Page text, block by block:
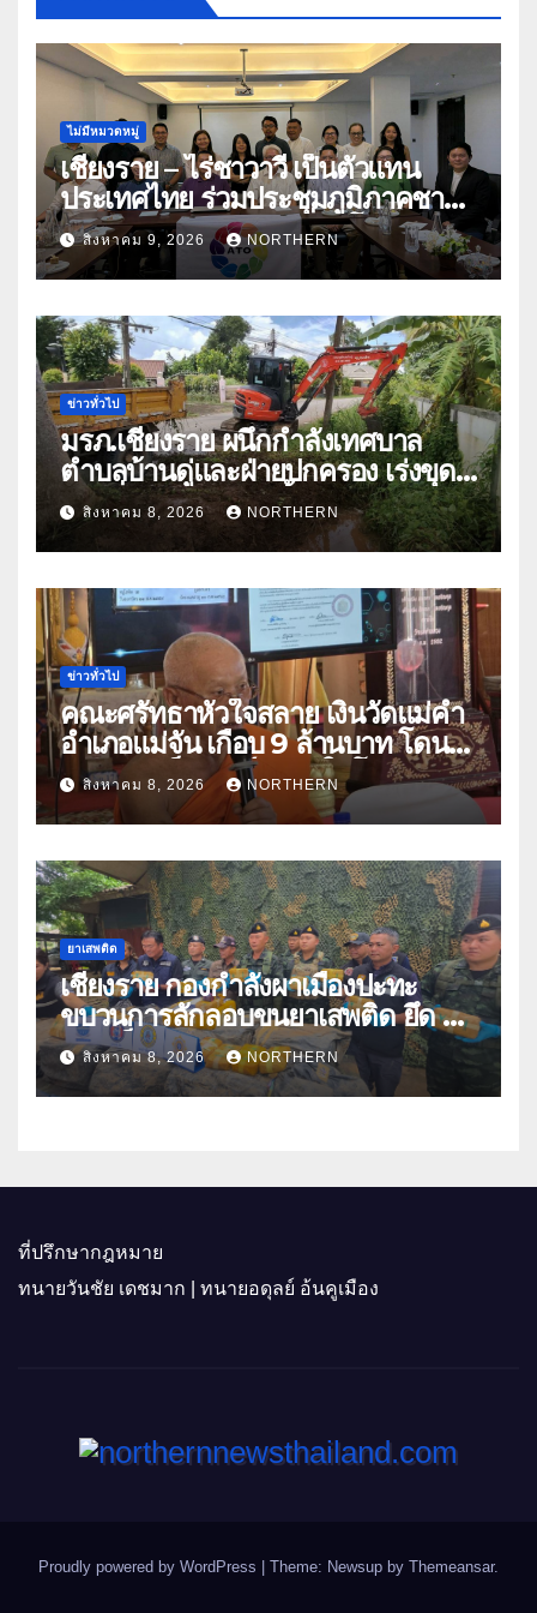
ไม่มีหมวดหมู่
เชียงราย – ไร่ชาวาวี เป็นตัวแทน
ประเทศไทย ร่วมประชุมภูมิภาคชา
อาเซียน ATO 2026 ที่อินโดนีเซีย
หารืออนาคตอุตสาหกรรมชา
ท่ามกลางความท้าทายโลก
สิงหาคม 9, 2026 NORTHERN
ข่าวทั่วไป
มรภ.เชียงราย ผนึกกำลังเทศบาล
ตำบลบ้านดู่และฝ่ายปกครอง เร่งขุด
ลอกสิ่งกีดขวางทางน้ำ ป้องกันและลด
ปัญหาน้ำท่วม
สิงหาคม 8, 2026 NORTHERN
ข่าวทั่วไป
คณะศรัทธาหัวใจสลาย เงินวัดแม่คำ
อำเภอแม่จัน เกือบ 9 ล้านบาท โดน
แก๊งคอลเซ็นเตอร์หลอกให้โอนข้าม
ปีกว่า 66 บัญชี
สิงหาคม 8, 2026 NORTHERN
ยาเสพติด
เชียงราย กองกำลังผาเมืองปะทะ
ขบวนการลักลอบขนยาเสพติด ยึด 2
ล้านเม็ด
สิงหาคม 8, 2026 NORTHERN
ที่ปรึกษากฎหมาย
ทนายวันชัย เดชมาก | ทนายอดุลย์ อ้นคูเมือง
Proudly powered by WordPress | Theme: Newsup by Themeansar.